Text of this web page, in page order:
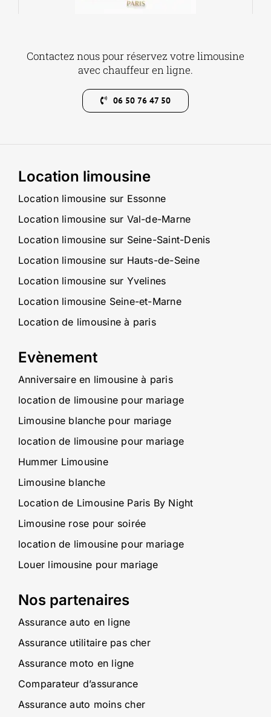
Contactez nous pour réservez votre limousine
avec chauffeur en ligne.
06 50 76 47 50
Location limousine
Location limousine sur Essonne
Location limousine sur Val-de-Marne
Location limousine sur Seine-Saint-Denis
Location limousine sur Hauts-de-Seine
Location limousine sur Yvelines
Location limousine Seine-et-Marne
Location de limousine à paris
Evènement
Anniversaire en limousine à paris
location de limousine pour mariage
Limousine blanche pour mariage
location de limousine pour mariage
Hummer Limousine
Limousine blanche
Location de Limousine Paris By Night
Limousine rose pour soirée
location de limousine pour mariage
Louer limousine pour mariage
Nos partenaires
Assurance auto en ligne
Assurance utilitaire pas cher
Assurance moto en ligne
Comparateur d’assurance
Assurance auto moins cher